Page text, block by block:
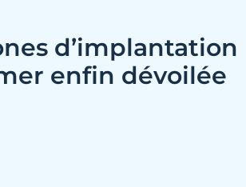
d’implantation
enfin dévoilée